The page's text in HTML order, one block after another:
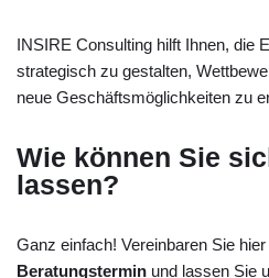
INSIRE Consulting hilft Ihnen, die
strategisch zu gestalten,
neue Geschäftsmöglichkeiten zu
Wie können Sie
lassen?
Ganz einfach! Vereinbaren Sie hier
Beratungstermin und lassen Sie